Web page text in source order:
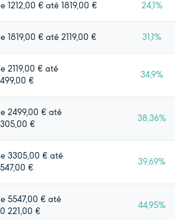
1212,00 € até 1819,00 € 24,1%
1819,00 € até 2119,00 € 31,1%
2119,00 € até
€
34,9%
2499,00 € até
€
38,36%
3305,00 € até
€
39,69%
5547,00 € até
221,00 €
44,95%